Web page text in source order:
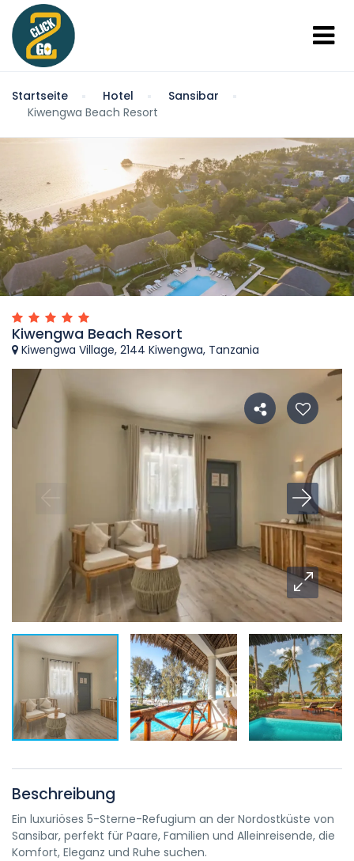
Startseite Hotel
Sansibar
Kiwengwa Beach Resort
Kiwengwa Beach Resort
Kiwengwa Village, 2144 Kiwengwa, Tanzania
Beschreibung
Ein luxuriöses 5-Sterne-Refugium an der Nordostküste von
Sansibar, perfekt für Paare, Familien und Alleinreisende, die
Komfort, Eleganz und Ruhe suchen.